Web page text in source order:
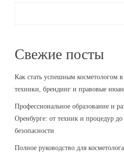
Свежие посты
Как стать успешным косметологом в
техники, брендинг и правовые
Профессиональное образование и
Оренбурге: от техник и процедур
безопасности
Полное руководство для